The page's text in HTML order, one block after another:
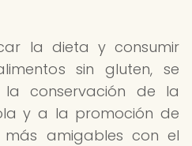
la dieta y consumir
sin gluten, se
conservación de la
y a la promoción de
amigables con el